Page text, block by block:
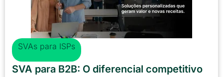
SVAs para ISPs
SVA para B2B: O diferencial competitivo